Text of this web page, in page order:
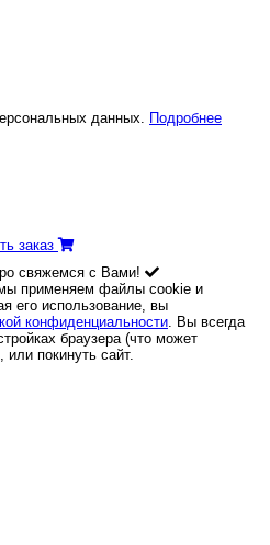
данных. Подробнее
заказ
свяжемся с Вами!
применяем файлы cookie и
его использование, вы
конфиденциальности. Вы всегда
браузера (что может
или покинуть сайт.